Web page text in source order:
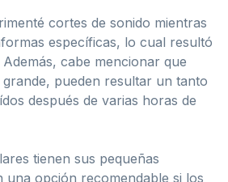
cortes de sonido mientras
específicas, lo cual resultó
cabe mencionar que
pueden resultar un tanto
después de varias horas de
tienen sus pequeñas
una opción recomendable si los